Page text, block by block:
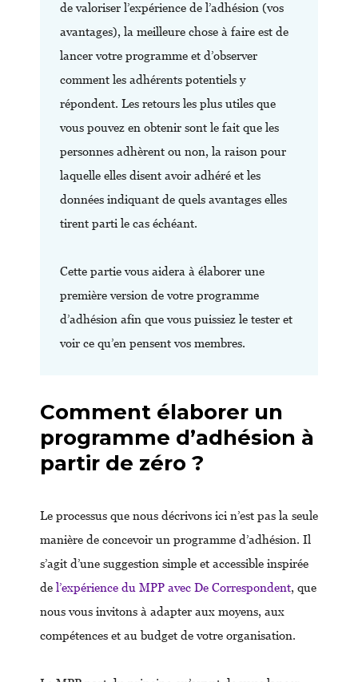
de valoriser l’expérience de l’adhésion (vos
avantages), la meilleure chose à faire est de
lancer votre programme et d’observer
comment les adhérents potentiels y
répondent. Les retours les plus utiles que
vous pouvez en obtenir sont le fait que les
personnes adhèrent ou non, la raison pour
laquelle elles disent avoir adhéré et les
données indiquant de quels avantages elles
tirent parti le cas échéant.
Cette partie vous aidera à élaborer une
première version de votre programme
d’adhésion afin que vous puissiez le tester et
voir ce qu’en pensent vos membres.
Comment élaborer un
programme d’adhésion à
partir de zéro ?
Le processus que nous décrivons ici n’est pas la seule
manière de concevoir un programme d’adhésion. Il
s’agit d’une suggestion simple et accessible inspirée
de l’expérience du MPP avec De Correspondent, que
nous vous invitons à adapter aux moyens, aux
compétences et au budget de votre organisation.